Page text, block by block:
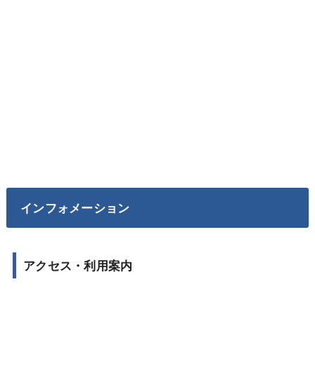
インフォメーション
アクセス・利用案内